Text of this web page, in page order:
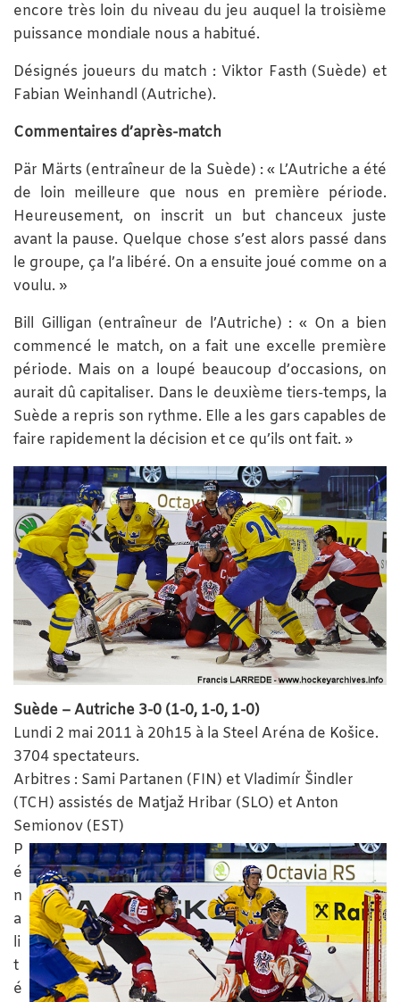
encore très loin du niveau du jeu auquel la troisième
puissance mondiale nous a habitué.
Désignés joueurs du match : Viktor Fasth (Suède) et
Fabian Weinhandl (Autriche).
Commentaires d’après-match
Pär Märts (entraîneur de la Suède) : « L’Autriche a été
de loin meilleure que nous en première période.
Heureusement, on inscrit un but chanceux juste
avant la pause. Quelque chose s’est alors passé dans
le groupe, ça l’a libéré. On a ensuite joué comme on a
voulu. »
Bill Gilligan (entraîneur de l’Autriche) : « On a bien
commencé le match, on a fait une excelle première
période. Mais on a loupé beaucoup d’occasions, on
aurait dû capitaliser. Dans le deuxième tiers-temps, la
Suède a repris son rythme. Elle a les gars capables de
faire rapidement la décision et ce qu’ils ont fait. »
Suède – Autriche 3-0 (1-0, 1-0, 1-0)
Lundi 2 mai 2011 à 20h15 à la Steel Aréna de Košice.
3704 spectateurs.
Arbitres : Sami Partanen (FIN) et Vladimír Šindler
(TCH) assistés de Matjaž Hribar (SLO) et Anton
Semionov (EST)
P
é
n
a
li
t
é